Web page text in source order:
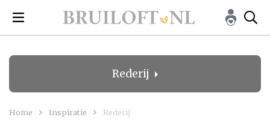
Rederij
Home Inspiratie Rederij